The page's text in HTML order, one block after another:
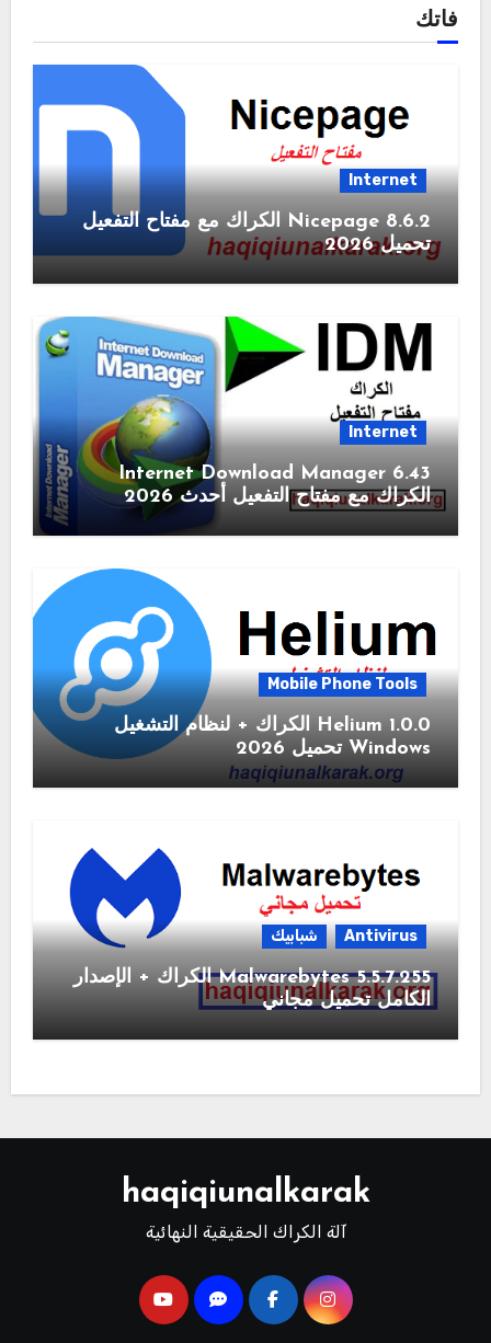
فاتك
Internet
Nicepage 8.6.2 الكراك مع مفتاح التفعيل
تحميل 2026
Internet
6.43 Internet Download Manager
الكراك مع مفتاح التفعيل أحدث 2026
Mobile Phone Tools
1.0.0 Helium الكراك + لنظام التشغيل
Windows تحميل 2026
Antivirus شبابيك
Malwarebytes 5.5.7.255 الكراك + الإصدار
الكامل تحميل مجاني
haqiqiunalkarak
آلة الكراك الحقيقية النهائية